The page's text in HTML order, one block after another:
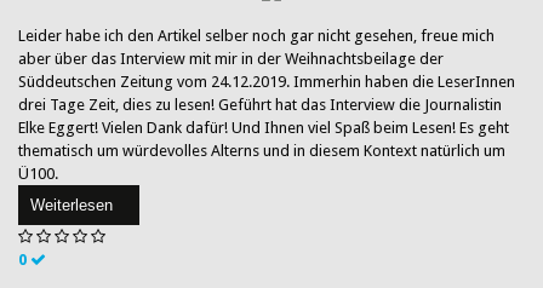
Leider habe ich den Artikel selber noch gar nicht gesehen, freue mich
aber über das Interview mit mir in der Weihnachtsbeilage der
Süddeutschen Zeitung vom 24.12.2019. Immerhin haben die LeserInnen
drei Tage Zeit, dies zu lesen! Geführt hat das Interview die Journalistin
Elke Eggert! Vielen Dank dafür! Und Ihnen viel Spaß beim Lesen! Es geht
thematisch um würdevolles Alterns und in diesem Kontext natürlich um
Ü100.
Weiterlesen
0